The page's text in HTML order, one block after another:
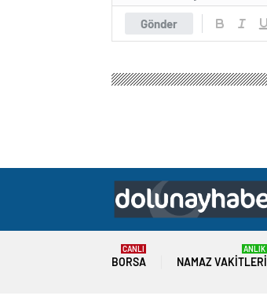
Gönder
BORSA
CANLI
NAMAZ VAKITLERI
ANLIK